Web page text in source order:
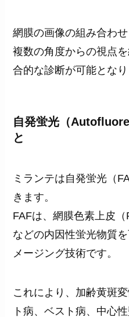
網膜の画像の組み合わせ
複数の角度からの視点
合的な診断が可能となり
自発蛍光（
と
ミランテは自発蛍光（
きます。
FAFは、網膜色素上皮
などの内因性蛍光物質
メージング技術です。
これにより、加齢黄斑
ト病、ベスト病、中心